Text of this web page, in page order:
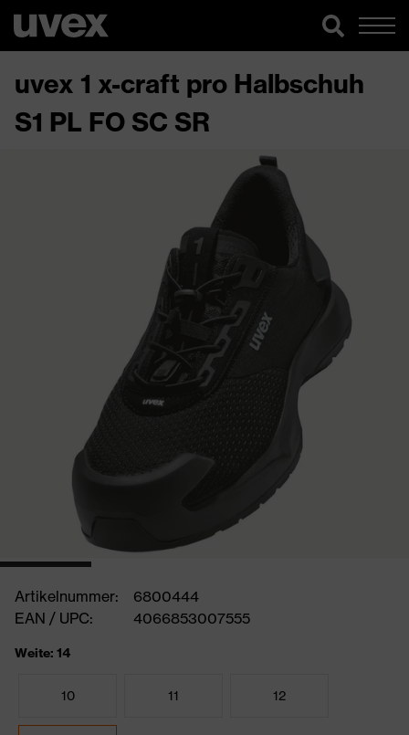
uvex 1 x-craft pro Halbschuh
S1 PL FO SC SR
Artikelnummer:
6800444
EAN / UPC:
4066853007555
Weite: 14
10 11 12